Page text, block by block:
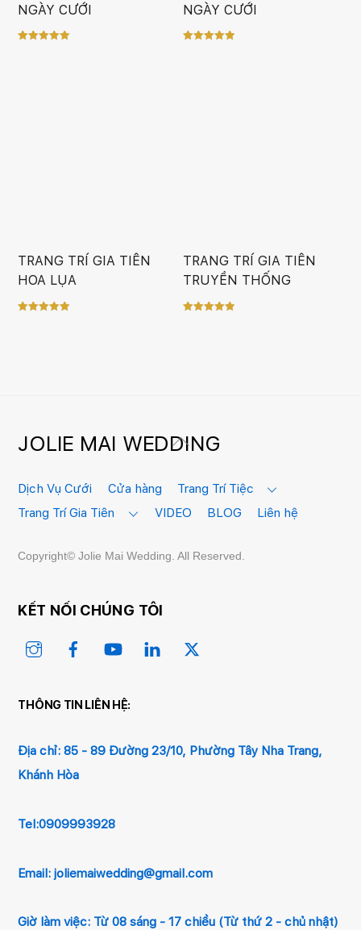
NGÀY CƯỚI
NGÀY CƯỚI
TRANG TRÍ GIA TIÊN
HOA LỤA
TRANG TRÍ GIA TIÊN
TRUYỀN THỐNG
Back
Top
JOLIE MAI WEDDING
Dịch Vụ Cưới Cửa hàng
Trang Trí Tiệc
Trang Trí Gia Tiên
VIDEO BLOG Liên hệ
Copyright© Jolie Mai Wedding. All Reserved.
KẾT NỐI CHÚNG TÔI
InstagramFacebookYouTube Linked
THÔNG TIN LIÊN HỆ:
Địa chỉ: 85 - 89 Đường 23/10, Phường Tây Nha Trang,
Khánh Hòa
Tel:0909993928
Email: joliemaiwedding@gmail.com
Giờ làm việc: Từ 08 sáng - 17 chiều (Từ thứ 2 - chủ nhật)